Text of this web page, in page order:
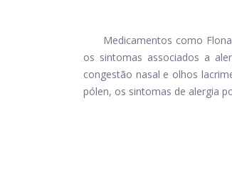
Medicamentos como
os sintomas associados a
congestão nasal e olhos
pólen, os sintomas de alergia